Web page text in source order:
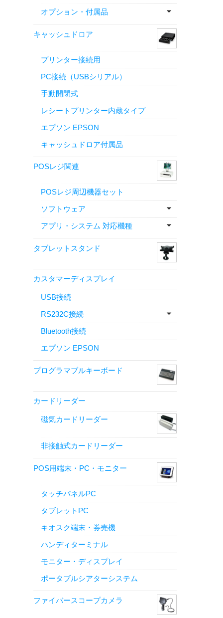
オプション・付属品
キャッシュドロア
プリンター接続用
PC接続（USBシリアル）
手動開閉式
レシートプリンター内蔵タイプ
エプソン EPSON
キャッシュドロア付属品
POSレジ関連
POSレジ周辺機器セット
ソフトウェア
アプリ・システム 対応機種
タブレットスタンド
カスタマーディスプレイ
USB接続
RS232C接続
Bluetooth接続
エプソン EPSON
プログラマブルキーボード
カードリーダー
磁気カードリーダー
非接触式カードリーダー
POS用端末・PC・モニター
タッチパネルPC
タブレットPC
キオスク端末・券売機
ハンディターミナル
モニター・ディスプレイ
ポータブルシアターシステム
ファイバースコープカメラ